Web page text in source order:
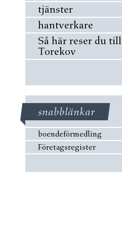
tjänster
hantverkare
Så här reser du till
Torekov
snabblänkar
boendeförmedling
Företagsregister